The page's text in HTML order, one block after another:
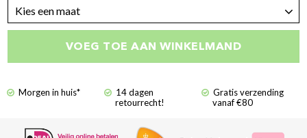
Kies een maat
VOEG TOE AAN WINKELMAND
Morgen in huis*
14 dagen
retourrecht!
Gratis verzending
vanaf €80